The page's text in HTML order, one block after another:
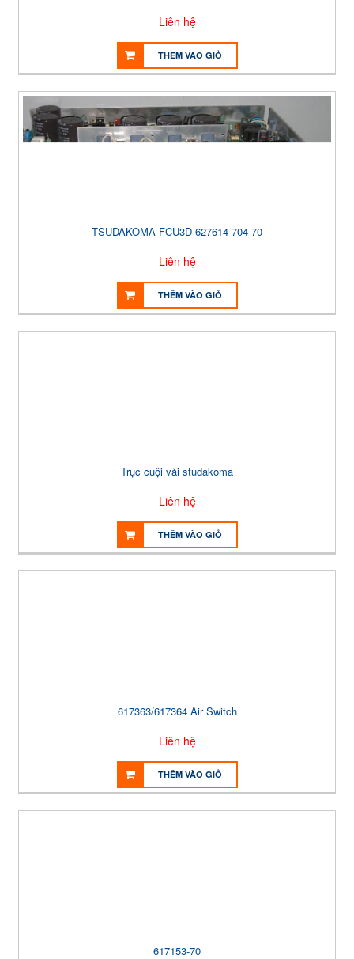
Liên hệ
THÊM VÀO GIỎ
TSUDAKOMA FCU3D 627614-704-70
Liên hệ
THÊM VÀO GIỎ
Trục cuội vải studakoma
Liên hệ
THÊM VÀO GIỎ
617363/617364 Air Switch
Liên hệ
THÊM VÀO GIỎ
617153-70